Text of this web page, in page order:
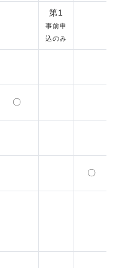
第1
事前申
込のみ
〇
〇